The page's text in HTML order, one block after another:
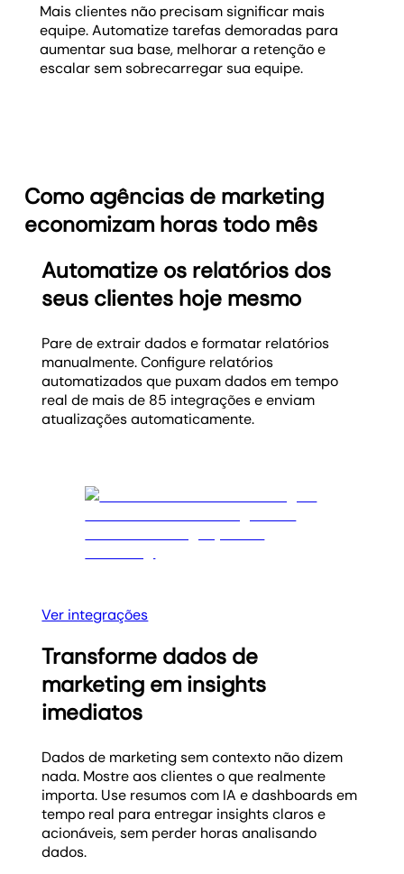
Mais clientes não precisam significar mais
equipe. Automatize tarefas demoradas para
aumentar sua base, melhorar a retenção e
escalar sem sobrecarregar sua equipe.
Como agências de marketing
economizam horas todo mês
Automatize os relatórios dos
seus clientes hoje mesmo
Pare de extrair dados e formatar relatórios
manualmente. Configure relatórios
automatizados que puxam dados em tempo
real de mais de 85 integrações e enviam
atualizações automaticamente.
Ver integrações
Transforme dados de
marketing em insights
imediatos
Dados de marketing sem contexto não dizem
nada. Mostre aos clientes o que realmente
importa. Use resumos com IA e dashboards em
tempo real para entregar insights claros e
acionáveis, sem perder horas analisando
dados.